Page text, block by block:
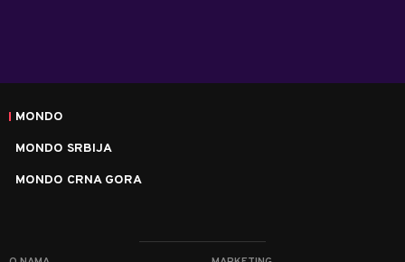
MONDO
MONDO SRBIJA
MONDO CRNA GORA